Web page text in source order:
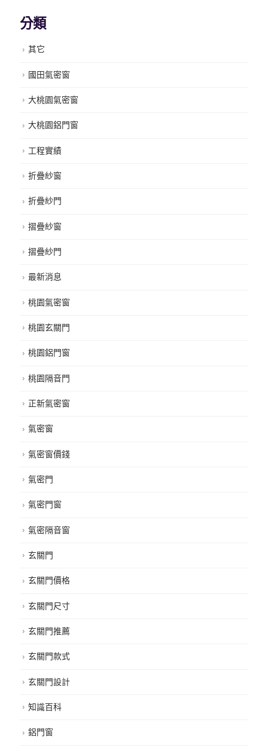
分類
其它
國田氣密窗
大桃園氣密窗
大桃園鋁門窗
工程實績
折疊紗窗
折疊紗門
摺疊紗窗
摺疊紗門
最新消息
桃園氣密窗
桃園玄關門
桃園鋁門窗
桃園隔音門
正新氣密窗
氣密窗
氣密窗價錢
氣密門
氣密門窗
氣密隔音窗
玄關門
玄關門價格
玄關門尺寸
玄關門推薦
玄關門款式
玄關門設計
知識百科
鋁門窗